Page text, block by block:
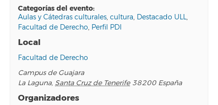
categorías del evento:
Aulas y Cátedras culturales,cultura, Destacado ULL,
Facultad de Derecho, Perfil PDI
Local
Facultad de Derecho
Campus de Guajara
La Laguna, Santa Cruz de Tenerife 38200 España
Organizadores